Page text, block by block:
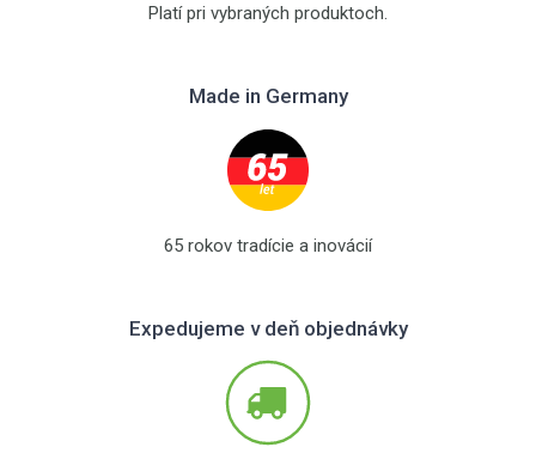
Platí pri vybraných produktoch.
Made in Germany
65 rokov tradície a inovácií
Expedujeme v deň objednávky